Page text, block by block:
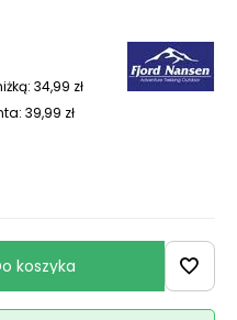
34,99 zł
39,99 zł
koszyka